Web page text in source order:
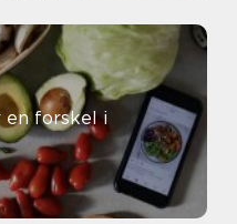
en forskel i